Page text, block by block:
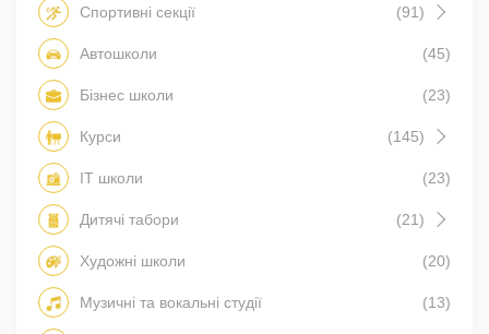
Спортивні секції (91)
Автошколи (45)
Бізнес школи (23)
Курси (145)
IT школи (23)
Дитячі табори (21)
Художні школи (20)
Музичні та вокальні студії (13)